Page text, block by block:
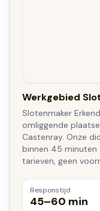
Werkgebied
Slotenmaker
omliggende
Castenray. Onze
binnen 45
tarieven, geen
Responstijd
45–60 min